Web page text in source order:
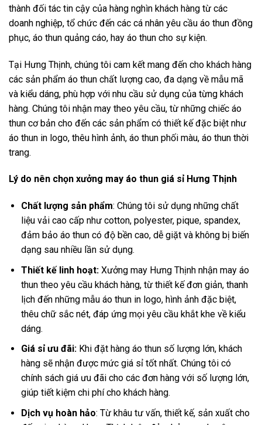
thành đối tác tin cậy của hàng nghìn khách hàng từ các
doanh nghiệp, tổ chức đến các cá nhân yêu cầu áo thun đồng
phục, áo thun quảng cáo, hay áo thun cho sự kiện.
Tại Hưng Thịnh, chúng tôi cam kết mang đến cho khách hàng
các sản phẩm áo thun chất lượng cao, đa dạng về mẫu mã
và kiểu dáng, phù hợp với nhu cầu sử dụng của từng khách
hàng. Chúng tôi nhận may theo yêu cầu, từ những chiếc áo
thun cơ bản cho đến các sản phẩm có thiết kế đặc biệt như
áo thun in logo, thêu hình ảnh, áo thun phối màu, áo thun thời
trang.
Lý do nên chọn xưởng may áo thun giá sỉ Hưng Thịnh
Chất lượng sản phẩm: Chúng tôi sử dụng những chất
liệu vải cao cấp như cotton, polyester, pique, spandex,
đảm bảo áo thun có độ bền cao, dễ giặt và không bị biến
dạng sau nhiều lần sử dụng.
Thiết kế linh hoạt: Xưởng may Hưng Thịnh nhận may áo
thun theo yêu cầu khách hàng, từ thiết kế đơn giản, thanh
lịch đến những mẫu áo thun in logo, hình ảnh đặc biệt,
thêu chữ sắc nét, đáp ứng mọi yêu cầu khắt khe về kiểu
dáng.
Giá sỉ ưu đãi: Khi đặt hàng áo thun số lượng lớn, khách
hàng sẽ nhận được mức giá sỉ tốt nhất. Chúng tôi có
chính sách giá ưu đãi cho các đơn hàng với số lượng lớn,
giúp tiết kiệm chi phí cho khách hàng.
Dịch vụ hoàn hảo: Từ khâu tư vấn, thiết kế, sản xuất cho